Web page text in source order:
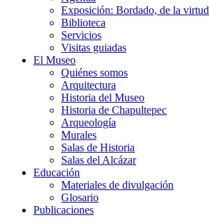
Exposición: Bordado, de la virtud
Biblioteca
Servicios
Visitas guiadas
El Museo
Quiénes somos
Arquitectura
Historia del Museo
Historia de Chapultepec
Arqueología
Murales
Salas de Historia
Salas del Alcázar
Educación
Materiales de divulgación
Glosario
Publicaciones